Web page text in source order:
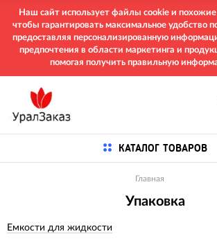
Наш сайт использует файлы cookie и похожие
чтобы гарантировать максимальное удобство
предоставляя персонализированную
предпочтения в области маркетинга и
помогая получить правильную
КАТАЛОГ ТОВАРОВ
Главная
Упаковка
Емкости для жидкости